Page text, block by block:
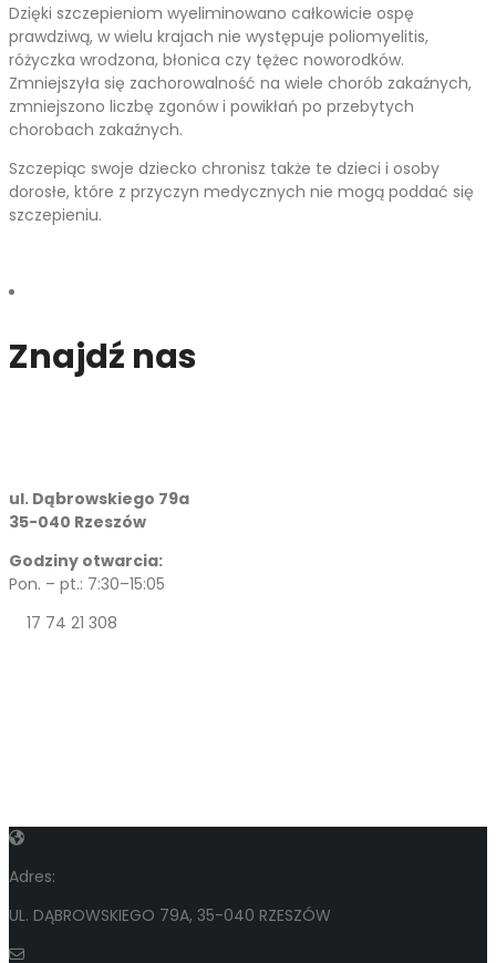
Dzięki szczepieniom wyeliminowano całkowicie ospę
prawdziwą, w wielu krajach nie występuje poliomyelitis,
różyczka wrodzona, błonica czy tężec noworodków.
Zmniejszyła się zachorowalność na wiele chorób zakaźnych,
zmniejszono liczbę zgonów i powikłań po przebytych
chorobach zakaźnych.
Szczepiąc swoje dziecko chronisz także te dzieci i osoby
dorosłe, które z przyczyn medycznych nie mogą poddać się
szczepieniu.
Znajdź nas
ul. Dąbrowskiego 79a
35-040 Rzeszów
Godziny otwarcia:
Pon. – pt.: 7:30–15:05
17 74 21 308
Adres:
UL. DĄBROWSKIEGO 79A, 35-040 RZESZÓW